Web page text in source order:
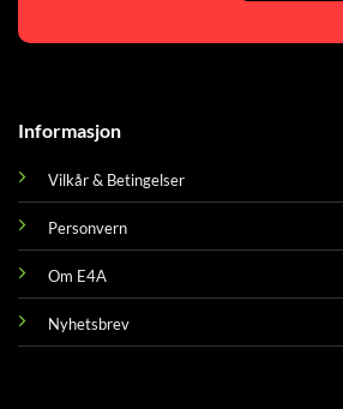
Informasjon
Vilkår & Betingelser
Personvern
Om E4A
Nyhetsbrev